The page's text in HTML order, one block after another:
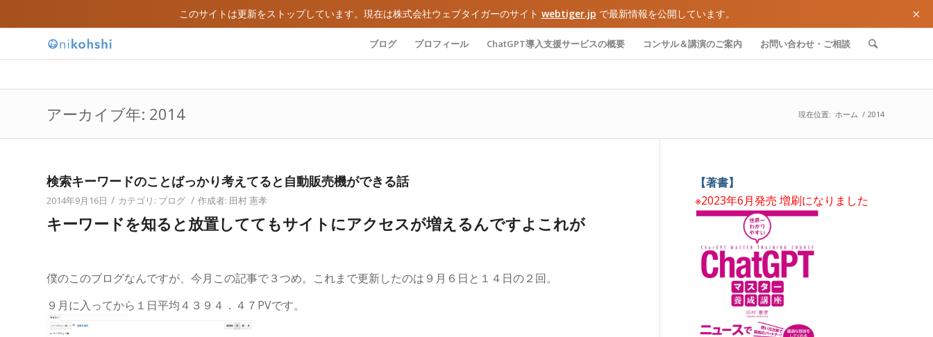
このサイトは更新をストップしています。現在は株式会社ウェブタイガーのサイト webtiger.jp で最新情報を公開しています。 ×
ブログ プロフィール ChatGPT導入支援サービスの概要 コンサル＆講演のご案内 お問い合わせ・ご相談
アーカイブ年: 2014 現在位置: ホーム / 2014
検索キーワードのことばっかり考えてると自動販売機ができる話
2014年9月16日 / カテゴリ: ブログ / 作成者: 田村 憲孝
キーワードを知ると放置しててもサイトにアクセスが増えるんですよこれが
僕のこのブログなんですが、今月この記事で３つめ。これまで更新したのは９月６日と１４日の２回。
９月に入ってから１日平均４３９４．４７PVです。
【著書】
※2023年6月発売 増刷になりました